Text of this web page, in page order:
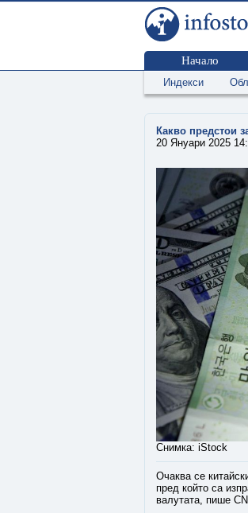
Начало
Индекси
Какво предстои
20 Януари 2025
Снимка: iStock
Очаква се
пред който са
валутата, пише